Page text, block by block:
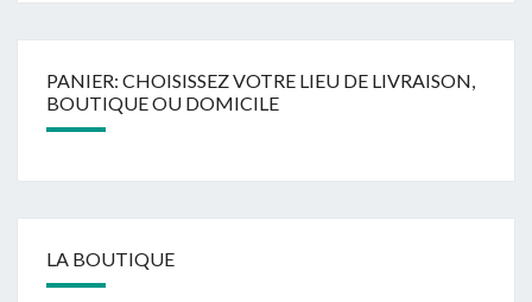
PANIER: CHOISISSEZ VOTRE LIEU DE LIVRAISON,
BOUTIQUE OU DOMICILE
LA BOUTIQUE